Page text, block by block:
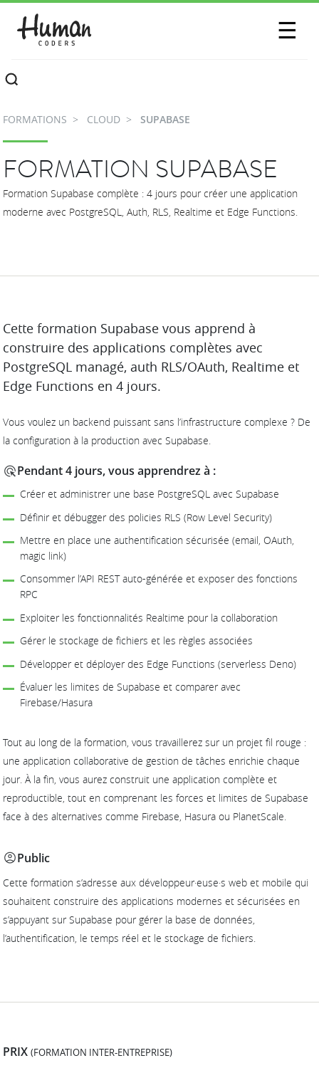
☰
CONTACTEZ-NOUS
FORMATIONS CLOUD SUPABASE
FORMATION SUPABASE
Formation Supabase complète : 4 jours pour créer une application
moderne avec PostgreSQL, Auth, RLS, Realtime et Edge Functions.
DESCRIPTION
Cette formation Supabase vous apprend à
construire des applications complètes avec
PostgreSQL managé, auth RLS/OAuth, Realtime et
Edge Functions en 4 jours.
Vous voulez un backend puissant sans l’infrastructure complexe ? De
la configuration à la production avec Supabase.
Pendant 4 jours, vous apprendrez à :
Créer et administrer une base PostgreSQL avec Supabase
Définir et débugger des policies RLS (Row Level Security)
Mettre en place une authentification sécurisée (email, OAuth,
magic link)
Consommer l’API REST auto-générée et exposer des fonctions
RPC
Exploiter les fonctionnalités Realtime pour la collaboration
Gérer le stockage de fichiers et les règles associées
Développer et déployer des Edge Functions (serverless Deno)
Évaluer les limites de Supabase et comparer avec
Firebase/Hasura
Tout au long de la formation, vous travaillerez sur un projet fil rouge :
une application collaborative de gestion de tâches enrichie chaque
jour. À la fin, vous aurez construit une application complète et
reproductible, tout en comprenant les forces et limites de Supabase
face à des alternatives comme Firebase, Hasura ou PlanetScale.
Public
Cette formation s’adresse aux développeur·euse·s web et mobile qui
souhaitent construire des applications modernes et sécurisées en
s’appuyant sur Supabase pour gérer la base de données,
l’authentification, le temps réel et le stockage de fichiers.
PRIX(FORMATION INTER-ENTREPRISE)